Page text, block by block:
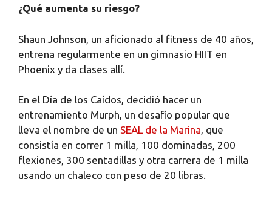
¿Qué aumenta su riesgo?
Shaun Johnson, un aficionado al fitness de 40 años,
entrena regularmente en un gimnasio HIIT en
Phoenix y da clases allí.
En el Día de los Caídos, decidió hacer un
entrenamiento Murph, un desafío popular que
lleva el nombre de un SEAL de la Marina, que
consistía en correr 1 milla, 100 dominadas, 200
flexiones, 300 sentadillas y otra carrera de 1 milla
usando un chaleco con peso de 20 libras.